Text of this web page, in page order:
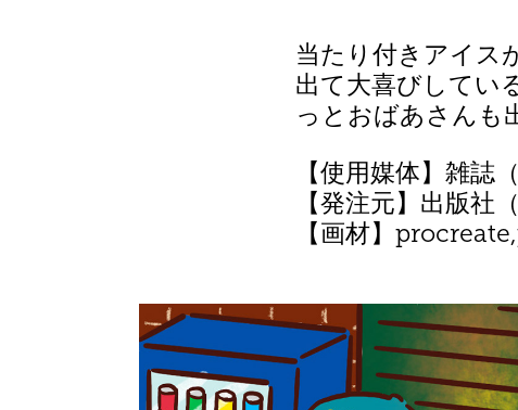
当たり付きアイス
出て大喜びしてい
っとおばあさんも
【使用媒体】雑誌
【発注元】出版社
【画材】